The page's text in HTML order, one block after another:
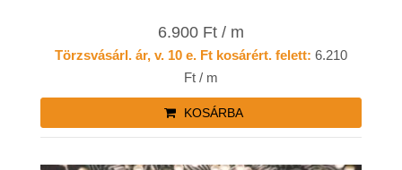
6.900 Ft / m
Törzsvásárl. ár, v. 10 e. Ft kosárért. felett: 6.210
Ft / m
KOSÁRBA